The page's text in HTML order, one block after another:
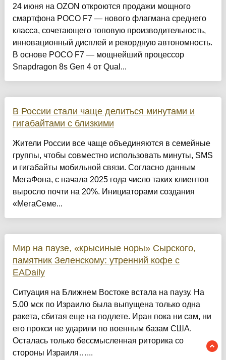
24 июня на OZON откроются продажи мощного
смартфона POCO F7 — нового флагмана среднего
класса, сочетающего топовую производительность,
инновационный дисплей и рекордную автономность.
В основе POCO F7 — мощнейший процессор
Snapdragon 8s Gen 4 от Qual...
В России стали чаще делиться минутами и
гигабайтами с близкими
Жители России все чаще объединяются в семейные
группы, чтобы совместно использовать минуты, SMS
и гигабайты мобильной связи. Согласно данным
МегаФона, с начала 2025 года число таких клиентов
выросло почти на 20%. Инициаторами создания
«МегаСеме...
Мир на паузе, «крысиные норы» Сырского,
памятник Зеленскому: утренний кофе с
EADaily
Ситуация на Ближнем Востоке встала на паузу. На
5.00 мск по Израилю была выпущена только одна
ракета, сбитая еще на подлете. Иран пока ни сам, ни
его прокси не ударили по военным базам США.
Осталась только бессмысленная риторика со
стороны Израиля…...